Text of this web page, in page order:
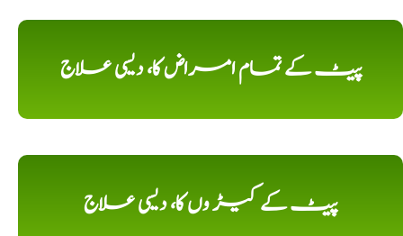
پیٹ کے تمام امراض کا، دیسی علاج
پیٹ کے کیڑ وں کا، دیسی علاج